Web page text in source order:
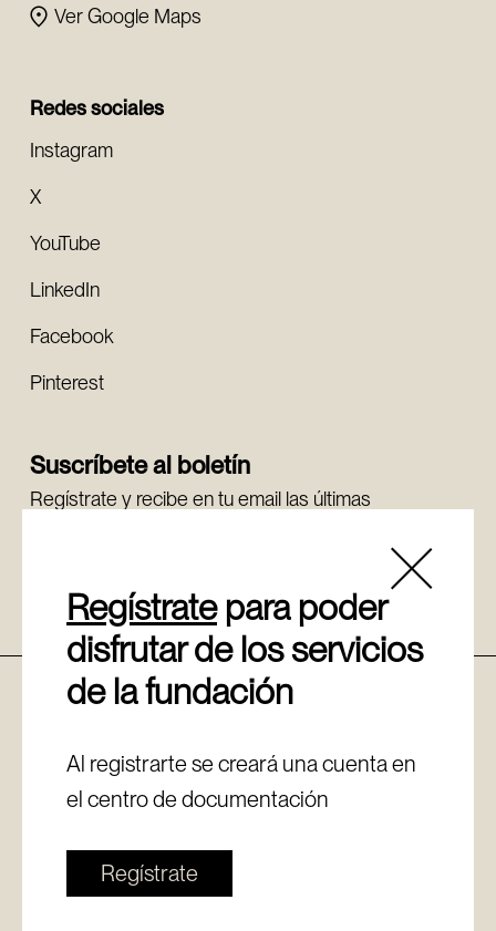
Regístratepara poder
disfrutar de los servicios
de la fundación
Al registrarte se creará una cuenta en
el centro de documentación
Regístrate
Ver Google Maps
Redes sociales
Instagram
X
YouTube
LinkedIn
Facebook
Pinterest
Suscríbete al boletín
Regístrate y recibe en tu email las últimas
Política de cookies
Política de privacidad
© Copyright - Fundación Sancho el Sabio Vital Fundazioa